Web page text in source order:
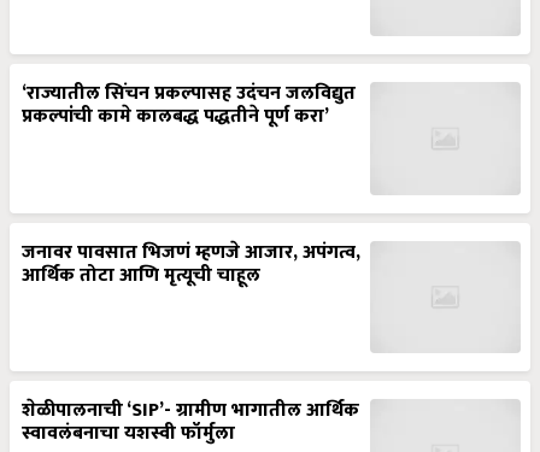
‘राज्यातील सिंचन प्रकल्पासह उदंचन जलविद्युत
प्रकल्पांची कामे कालबद्ध पद्धतीने पूर्ण करा’
जनावर पावसात भिजणं म्हणजे आजार, अपंगत्व,
आर्थिक तोटा आणि मृत्यूची चाहूल
शेळीपालनाची ‘SIP’- ग्रामीण भागातील आर्थिक
स्वावलंबनाचा यशस्वी फॉर्मुला